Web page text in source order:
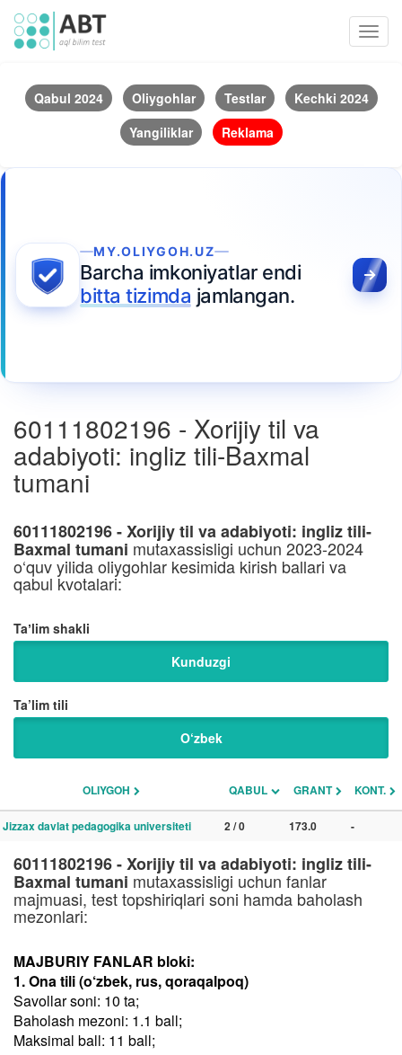
Qabul 2024 Oliygohlar Testlar
Kechki 2024
Yangiliklar
Reklama
MY.OLIYGOH.UZ
Barcha imkoniyatlar endi
bitta tizimda jamlangan.
60111802196 - Xorijiy til va
adabiyoti: ingliz tili-Baxmal
tumani
60111802196 - Xorijiy til va adabiyoti: ingliz tili-
Baxmal tumani mutaxassisligi uchun 2023-2024
o‘quv yilida oliygohlar kesimida kirish ballari va
qabul kvotalari:
Taʼlim shakli
Kunduzgi
Ta’lim tili
O‘zbek
OLIYGOH QABUL GRANT KONT.
Jizzax davlat pedagogika universiteti 2 / 0 173.0 -
60111802196 - Xorijiy til va adabiyoti: ingliz tili-
Baxmal tumani mutaxassisligi uchun fanlar
majmuasi, test topshiriqlari soni hamda baholash
mezonlari:
MAJBURIY FANLAR bloki:
1. Ona tili (o‘zbek, rus, qoraqalpoq)
Savollar soni: 10 ta;
Baholash mezoni: 1.1 ball;
Maksimal ball: 11 ball;